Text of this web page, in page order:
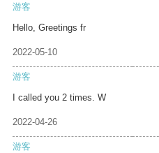
游客
Hello, Greetings fr
2022-05-10
游客
I called you 2 times. W
2022-04-26
游客